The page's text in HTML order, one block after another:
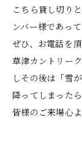
こちら貸し切り
ンバー様であっ
ぜひ、お電話を
草津カントリー
しその後は「雪
降ってしまった
皆様のご来場心